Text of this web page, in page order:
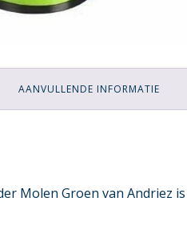
AANVULLENDE INFORMATIE
Molen Groen van Andriez